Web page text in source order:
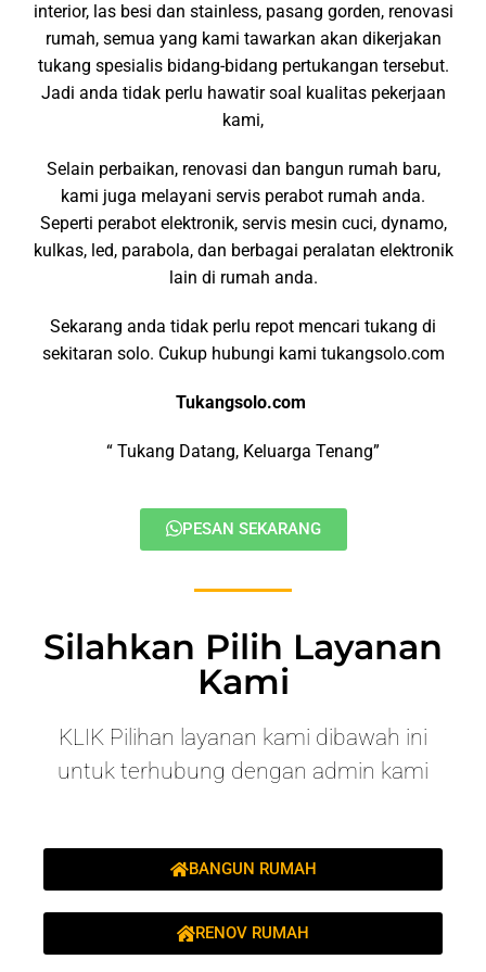
interior, las besi dan stainless, pasang gorden, renovasi
rumah, semua yang kami tawarkan akan dikerjakan
tukang spesialis bidang-bidang pertukangan tersebut.
Jadi anda tidak perlu hawatir soal kualitas pekerjaan
kami,
Selain perbaikan, renovasi dan bangun rumah baru,
kami juga melayani servis perabot rumah anda.
Seperti perabot elektronik, servis mesin cuci, dynamo,
kulkas, led, parabola, dan berbagai peralatan elektronik
lain di rumah anda.
Sekarang anda tidak perlu repot mencari tukang di
sekitaran solo. Cukup hubungi kami tukangsolo.com
Tukangsolo.com
“ Tukang Datang, Keluarga Tenang”
PESAN SEKARANG
Silahkan Pilih Layanan
Kami
KLIK Pilihan layanan kami dibawah ini
untuk terhubung dengan admin kami
BANGUN RUMAH
RENOV RUMAH